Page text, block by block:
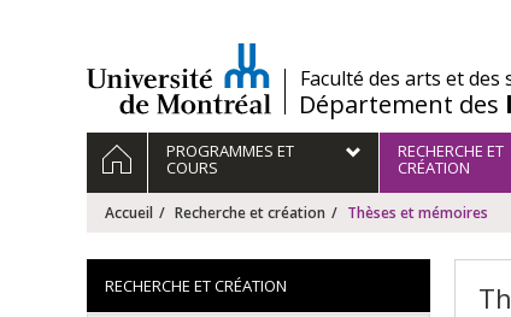
/Faculté des arts et des
Département des
Navigation
principale
ACCUEILPROGRAMMES ET
COURS
RECHERCHE ET
CRÉATION
Accueil Recherche et création Thèses et mémoires
RECHERCHE ET CRÉATION